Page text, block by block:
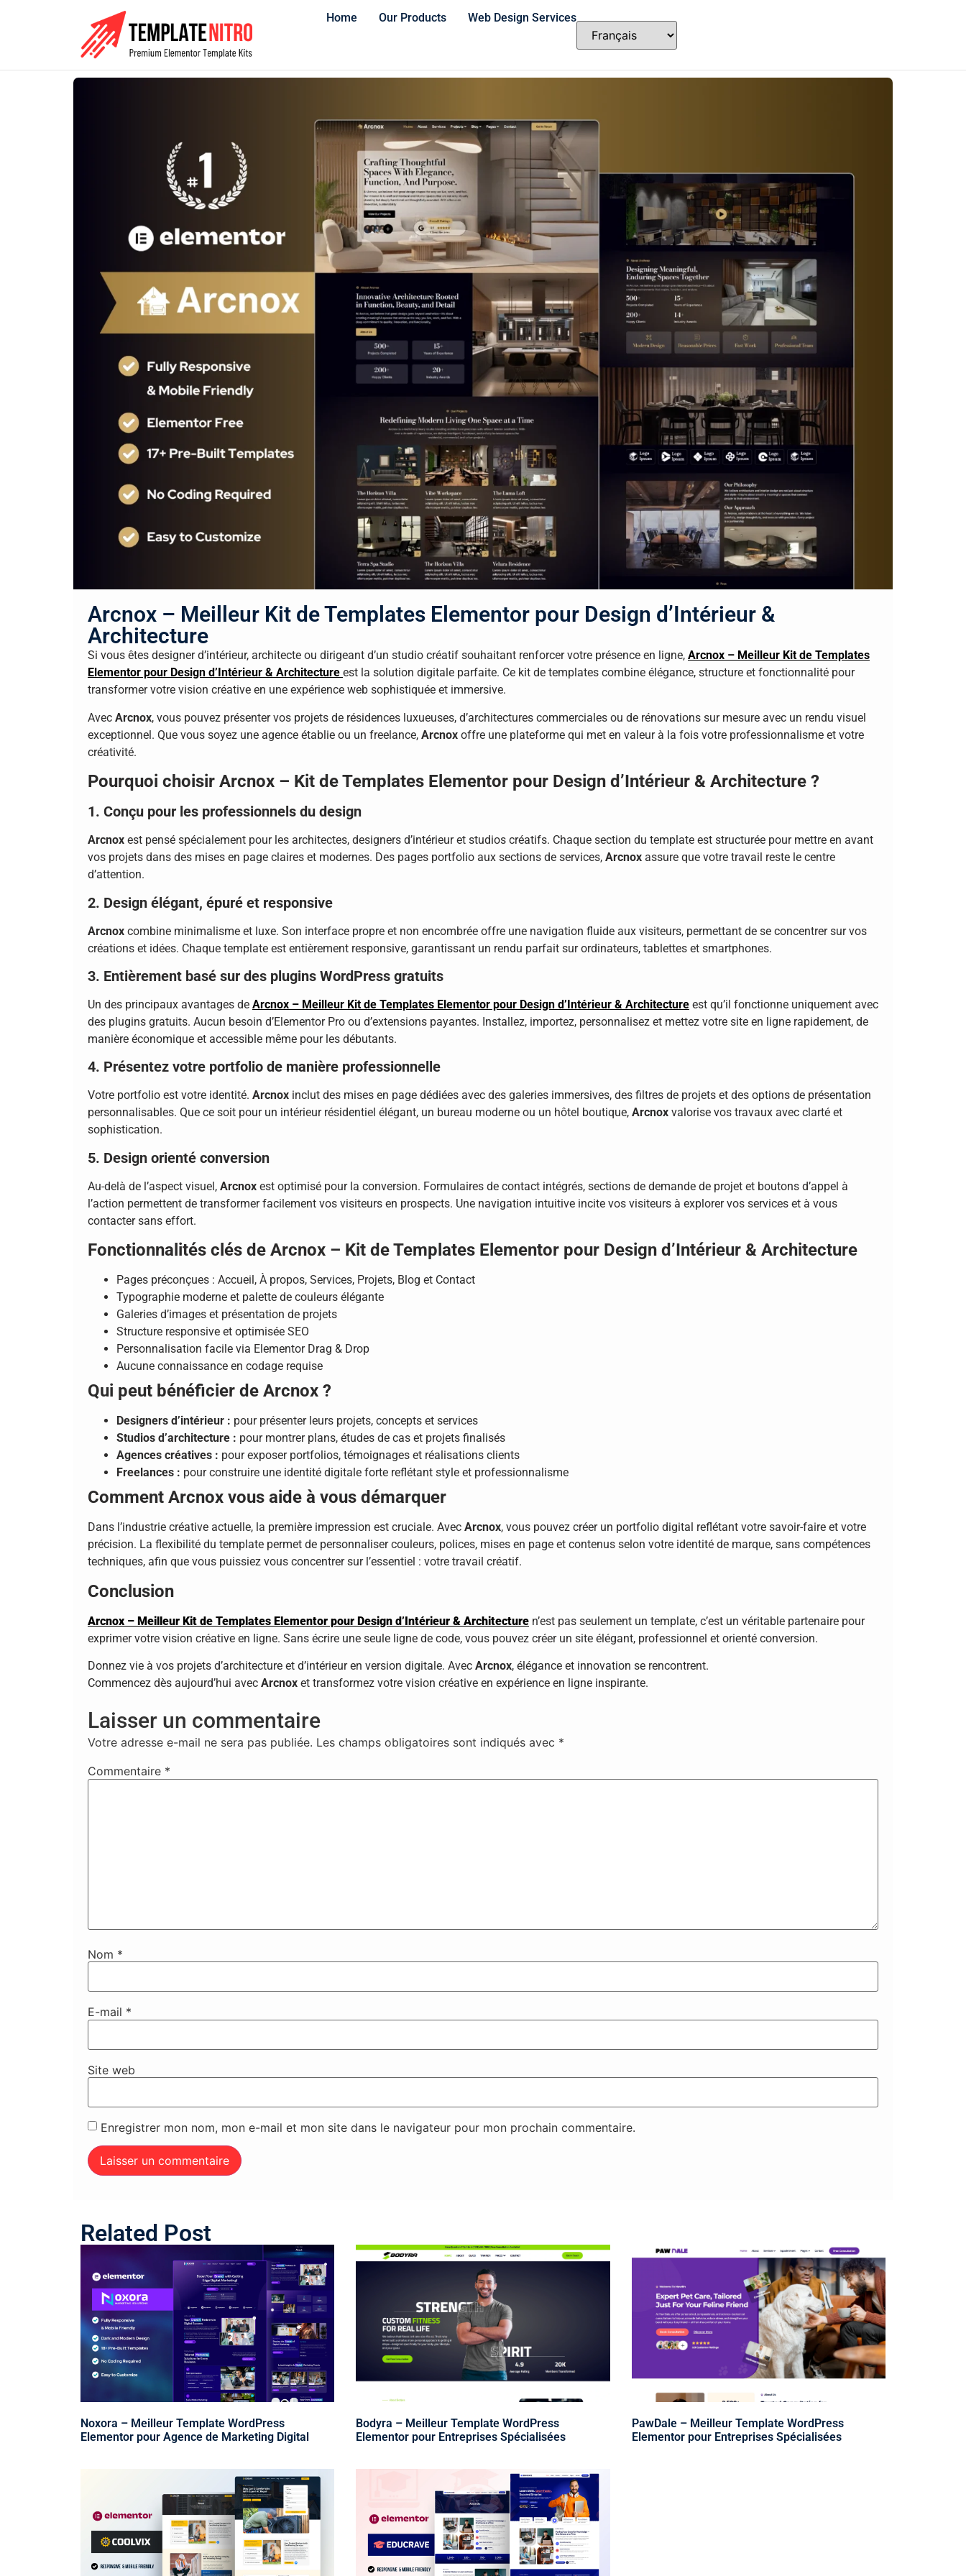
Home Our Products Web Design Services
Arcnox – Meilleur Kit de Templates Elementor pour Design d’Intérieur &
Architecture
Si vous êtes designer d’intérieur, architecte ou dirigeant d’un studio créatif souhaitant renforcer votre présence en ligne, Arcnox – Meilleur Kit de Templates
Elementor pour Design d’Intérieur & Architecture est la solution digitale parfaite. Ce kit de templates combine élégance, structure et fonctionnalité pour
transformer votre vision créative en une expérience web sophistiquée et immersive.
Avec Arcnox, vous pouvez présenter vos projets de résidences luxueuses, d’architectures commerciales ou de rénovations sur mesure avec un rendu visuel
exceptionnel. Que vous soyez une agence établie ou un freelance, Arcnox offre une plateforme qui met en valeur à la fois votre professionnalisme et votre
créativité.
Pourquoi choisir Arcnox – Kit de Templates Elementor pour Design d’Intérieur & Architecture ?
1. Conçu pour les professionnels du design
Arcnox est pensé spécialement pour les architectes, designers d’intérieur et studios créatifs. Chaque section du template est structurée pour mettre en avant
vos projets dans des mises en page claires et modernes. Des pages portfolio aux sections de services, Arcnox assure que votre travail reste le centre
d’attention.
2. Design élégant, épuré et responsive
Arcnox combine minimalisme et luxe. Son interface propre et non encombrée offre une navigation fluide aux visiteurs, permettant de se concentrer sur vos
créations et idées. Chaque template est entièrement responsive, garantissant un rendu parfait sur ordinateurs, tablettes et smartphones.
3. Entièrement basé sur des plugins WordPress gratuits
Un des principaux avantages de Arcnox – Meilleur Kit de Templates Elementor pour Design d’Intérieur & Architecture est qu’il fonctionne uniquement avec
des plugins gratuits. Aucun besoin d’Elementor Pro ou d’extensions payantes. Installez, importez, personnalisez et mettez votre site en ligne rapidement, de
manière économique et accessible même pour les débutants.
4. Présentez votre portfolio de manière professionnelle
Votre portfolio est votre identité. Arcnox inclut des mises en page dédiées avec des galeries immersives, des filtres de projets et des options de présentation
personnalisables. Que ce soit pour un intérieur résidentiel élégant, un bureau moderne ou un hôtel boutique, Arcnox valorise vos travaux avec clarté et
sophistication.
5. Design orienté conversion
Au-delà de l’aspect visuel, Arcnox est optimisé pour la conversion. Formulaires de contact intégrés, sections de demande de projet et boutons d’appel à
l’action permettent de transformer facilement vos visiteurs en prospects. Une navigation intuitive incite vos visiteurs à explorer vos services et à vous
contacter sans effort.
Fonctionnalités clés de Arcnox – Kit de Templates Elementor pour Design d’Intérieur & Architecture
Pages préconçues : Accueil, À propos, Services, Projets, Blog et Contact
Typographie moderne et palette de couleurs élégante
Galeries d’images et présentation de projets
Structure responsive et optimisée SEO
Personnalisation facile via Elementor Drag & Drop
Aucune connaissance en codage requise
Qui peut bénéficier de Arcnox ?
Designers d’intérieur : pour présenter leurs projets, concepts et services
Studios d’architecture : pour montrer plans, études de cas et projets finalisés
Agences créatives : pour exposer portfolios, témoignages et réalisations clients
Freelances : pour construire une identité digitale forte reflétant style et professionnalisme
Comment Arcnox vous aide à vous démarquer
Dans l’industrie créative actuelle, la première impression est cruciale. Avec Arcnox, vous pouvez créer un portfolio digital reflétant votre savoir-faire et votre
précision. La flexibilité du template permet de personnaliser couleurs, polices, mises en page et contenus selon votre identité de marque, sans compétences
techniques, afin que vous puissiez vous concentrer sur l’essentiel : votre travail créatif.
Conclusion
Arcnox – Meilleur Kit de Templates Elementor pour Design d’Intérieur & Architecture n’est pas seulement un template, c’est un véritable partenaire pour
exprimer votre vision créative en ligne. Sans écrire une seule ligne de code, vous pouvez créer un site élégant, professionnel et orienté conversion.
Donnez vie à vos projets d’architecture et d’intérieur en version digitale. Avec Arcnox, élégance et innovation se rencontrent.
Commencez dès aujourd’hui avec Arcnox et transformez votre vision créative en expérience en ligne inspirante.
Laisser un commentaire
Votre adresse e-mail ne sera pas publiée. Les champs obligatoires sont indiqués avec *
Commentaire *
Nom *
E-mail *
Site web
Enregistrer mon nom, mon e-mail et mon site dans le navigateur pour mon prochain commentaire.
Related Post
Noxora – Meilleur Template WordPress
Elementor pour Agence de Marketing Digital
Bodyra – Meilleur Template WordPress
Elementor pour Entreprises Spécialisées
PawDale – Meilleur Template WordPress
Elementor pour Entreprises Spécialisées